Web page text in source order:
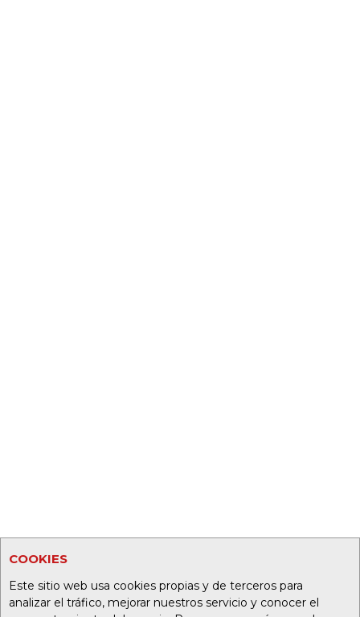
COOKIES
Este sitio web usa cookies propias y de terceros para
analizar el tráfico, mejorar nuestros servicio y conocer el